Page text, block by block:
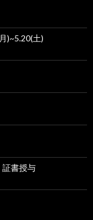
)~5.20(土)
証書授与